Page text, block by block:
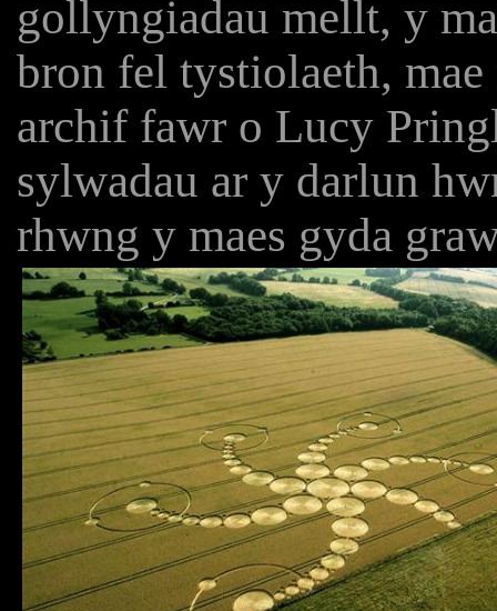
gollyngiadau mellt, y
bron fel tystiolaeth,
archif fawr o Lucy
sylwadau ar y darlun
rhwng y maes gyda